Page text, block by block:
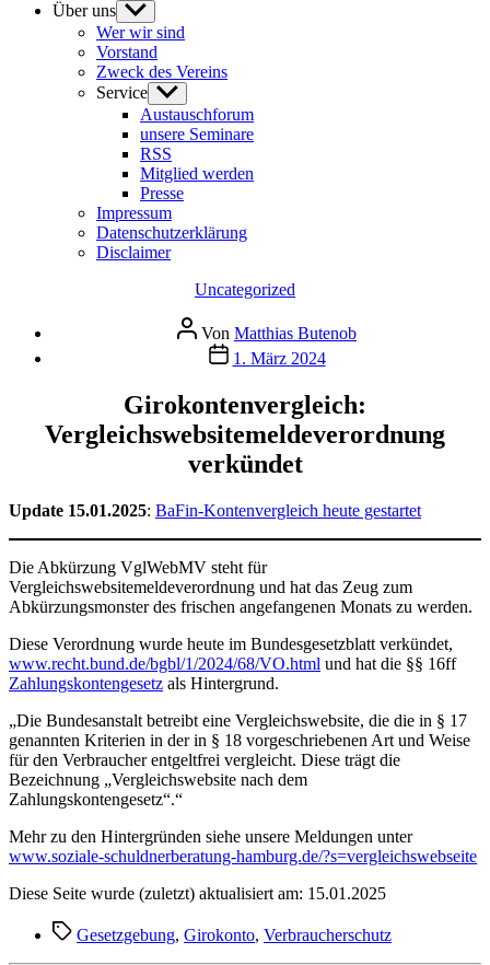
Über uns Untermenü
anzeigen
Wer wir sind
Vorstand
Zweck des Vereins
Service Untermenü
anzeigen
Austauschforum
unsere Seminare
RSS
Mitglied werden
Presse
Impressum
Datenschutzerklärung
Disclaimer
Kategorien
Uncategorized
Beitragsautor
Von Matthias Butenob
Veröffentlichungsdatum
1. März 2024
Girokontenvergleich:
Vergleichswebsitemeldeverordnung
verkündet
Update 15.01.2025: BaFin-Kontenvergleich heute gestartet
Die Abkürzung VglWebMV steht für
Vergleichswebsitemeldeverordnung und hat das Zeug zum
Abkürzungsmonster des frischen angefangenen Monats zu werden.
Diese Verordnung wurde heute im Bundesgesetzblatt verkündet,
www.recht.bund.de/bgbl/1/2024/68/VO.html und hat die §§ 16ff
Zahlungskontengesetz als Hintergrund.
„Die Bundesanstalt betreibt eine Vergleichswebsite, die die in § 17
genannten Kriterien in der in § 18 vorgeschriebenen Art und Weise
für den Verbraucher entgeltfrei vergleicht. Diese trägt die
Bezeichnung „Vergleichswebsite nach dem
Zahlungskontengesetz“.“
Mehr zu den Hintergründen siehe unsere Meldungen unter
www.soziale-schuldnerberatung-hamburg.de/?s=vergleichswebseite
Diese Seite wurde (zuletzt) aktualisiert am: 15.01.2025
Schlagwörter
Gesetzgebung, Girokonto, Verbraucherschutz